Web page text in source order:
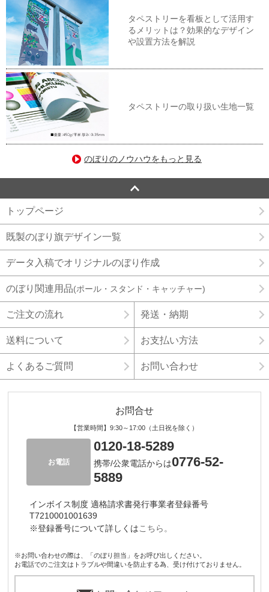
タペストリーを看板として活用す
るメリットは？効果的なデザイン
や設置方法を解説
タペストリーの取り扱い生地一覧
のぼりのノウハウをもっと見る
トップページ
既製のぼり旗デザイン一覧
データ入稿でオリジナルのぼり作成
のぼり関連用品(ポール・スタンド・キャッチャー)
ご注文の流れ 発送・納期
送料について お支払い方法
よくあるご質問 お問い合わせ
お問合せ
【営業時間】9:30～17:00（土日祝を除く）
お電話
0120-18-5289
携帯/公衆電話からは0776-52-
5889
インボイス制度 適格請求書発行事業者登録番号
T7210001001639
※登録番号について詳しくはこちら。
※お問い合わせの際は、「のぼり担当」をお呼び出しください。
お電話でのご注文はトラブルや間違いを防止する為、受け付けておりません。